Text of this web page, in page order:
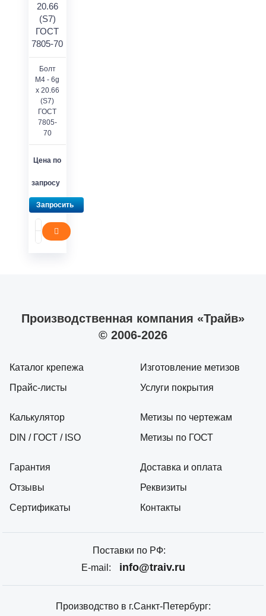
Болт
М4 - 6g
х 20.66
(S7)
ГОСТ
7805-
70
Цена по
запросу
Запросить
Производственная компания «Трайв»
© 2006-2026
Каталог крепежа
Прайс-листы
Калькулятор
DIN / ГОСТ / ISO
Гарантия
Отзывы
Сертификаты
Изготовление метизов
Услуги покрытия
Метизы по чертежам
Метизы по ГОСТ
Доставка и оплата
Реквизиты
Контакты
Поставки по РФ:
E-mail:
info@traiv.ru
Производство в г.Санкт-Петербург: